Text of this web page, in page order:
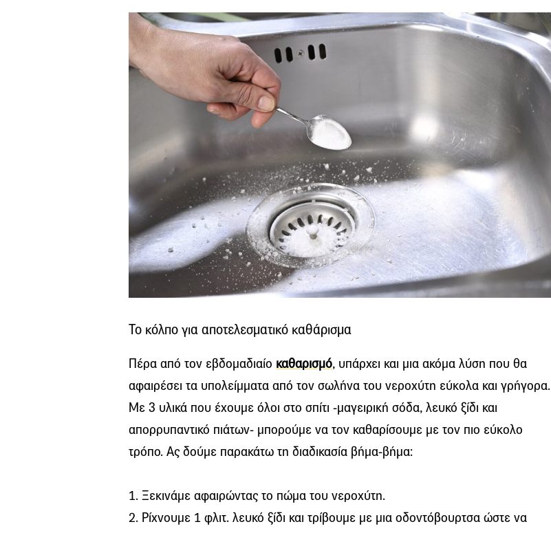
Το κόλπο για αποτελεσματικό καθάρισμα
Πέρα από τον εβδομαδιαίο καθαρισμό, υπάρχει και μια ακόμα λύση που θα
αφαιρέσει τα υπολείμματα από τον σωλήνα του νεροχύτη εύκολα και γρήγορα.
Με 3 υλικά που έχουμε όλοι στο σπίτι -μαγειρική σόδα, λευκό ξίδι και
απορρυπαντικό πιάτων- μπορούμε να τον καθαρίσουμε με τον πιο εύκολο
τρόπο. Ας δούμε παρακάτω τη διαδικασία βήμα-βήμα:
1. Ξεκινάμε αφαιρώντας το πώμα του νεροχύτη.
2. Ρίχνουμε 1 φλιτ. λευκό ξίδι και τρίβουμε με μια οδοντόβουρτσα ώστε να